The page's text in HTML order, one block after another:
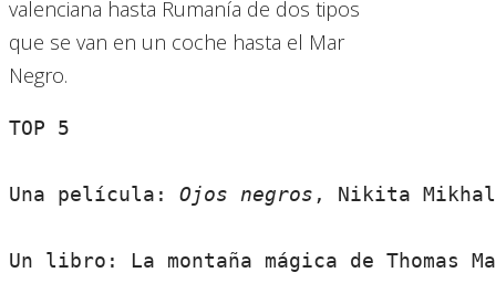
valenciana hasta Rumanía de dos tipos
que se van en un coche hasta el Mar
Negro.
TOP 5
Una película: Ojos negros , Nikita
Un libro: La montaña mágica de Thomas